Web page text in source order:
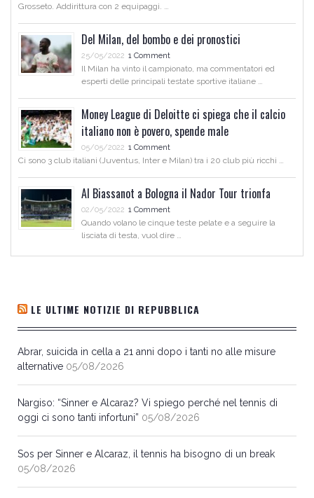
Grosseto. Addirittura con 2 equipaggi. …
Del Milan, del bombo e dei pronostici
25/05/2022 1 Comment
Il Milan ha vinto il campionato, ma commentatori ed
esperti delle principali testate sportive italiane …
Money League di Deloitte ci spiega che il calcio
italiano non è povero, spende male
05/05/2022 1 Comment
Ci sono 3 club italiani (Juventus, Inter e Milan) tra i 20 club più ricchi …
Al Biassanot a Bologna il Nador Tour trionfa
02/05/2022 1 Comment
Quando volano le cinque teste pelate e a seguire la
lisciata di testa, vuol dire …
LE ULTIME NOTIZIE DI REPUBBLICA
Abrar, suicida in cella a 21 anni dopo i tanti no alle misure
alternative 05/08/2026
Nargiso: “Sinner e Alcaraz? Vi spiego perché nel tennis di
oggi ci sono tanti infortuni” 05/08/2026
Sos per Sinner e Alcaraz, il tennis ha bisogno di un break
05/08/2026